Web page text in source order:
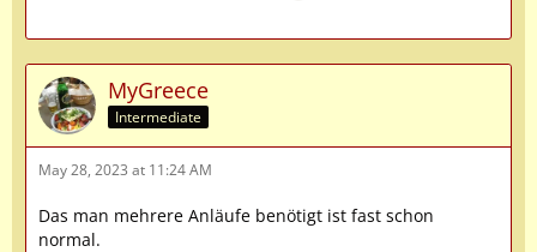
MyGreece
Intermediate
May 28, 2023 at 11:24 AM
Das man mehrere Anläufe benötigt ist fast schon
normal.